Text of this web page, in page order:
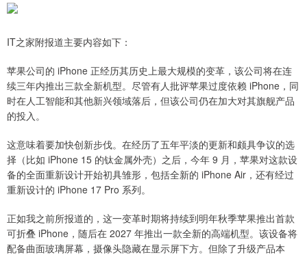
IT之家附报道主要内容如下：
苹果公司的 iPhone 正经历其历史上最大规模的变革，该公司将在连
续三年内推出三款全新机型。尽管有人批评苹果过度依赖 iPhone，同
时在人工智能和其他新兴领域落后，但该公司仍在加大对其旗舰产品
的投入。
这意味着要加快创新步伐。在经历了五年平淡的更新和颇具争议的选
择（比如 iPhone 15 的钛金属外壳）之后，今年 9 月，苹果对这款设
备的全面重新设计开始初具雏形，包括全新的 iPhone Air，还有经过
重新设计的 iPhone 17 Pro 系列。
正如我之前所报道的，这一变革时期将持续到明年秋季苹果推出首款
可折叠 iPhone，随后在 2027 年推出一款全新的高端机型。该设备将
配备曲面玻璃屏幕，摄像头隐藏在显示屏下方。但除了升级产品本